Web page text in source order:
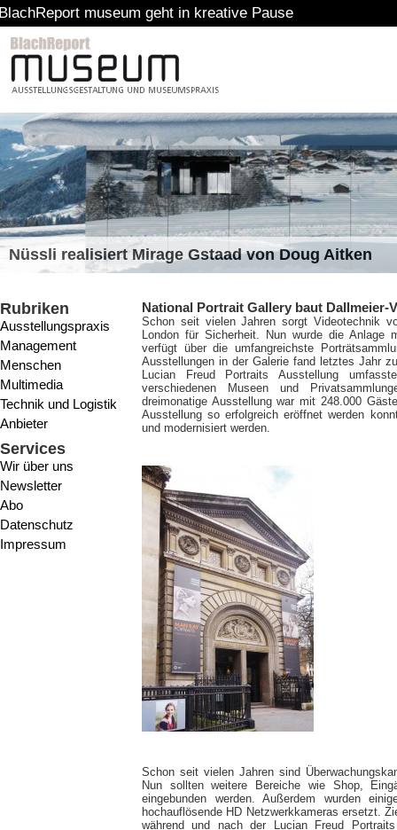
museum geht in kreative Pause
Nüssli realisiert Mirage Gstaad von Doug Aitken
Rubriken
Ausstellungspraxis
Management
Menschen
Multimedia
Technik und Logistik
Anbieter
Services
Wir über uns
Newsletter
Abo
Datenschutz
Impressum
National Portrait Gallery baut Dallmeier-
Schon seit vielen Jahren sorgt Videotechnik
London für Sicherheit. Nun wurde die Anlage
verfügt über die umfangreichste
Ausstellungen in der Galerie fand letztes Jahr
Lucian Freud Portraits Ausstellung
verschiedenen Museen und
dreimonatige Ausstellung war mit 248.000
Ausstellung so erfolgreich eröffnet werden
und modernisiert werden.
Schon seit vielen Jahren sind
Nun sollten weitere Bereiche wie Shop,
eingebunden werden. Außerdem wurden
hochauflösende HD Netzwerkkameras ersetzt.
während und nach der Lucian Freud